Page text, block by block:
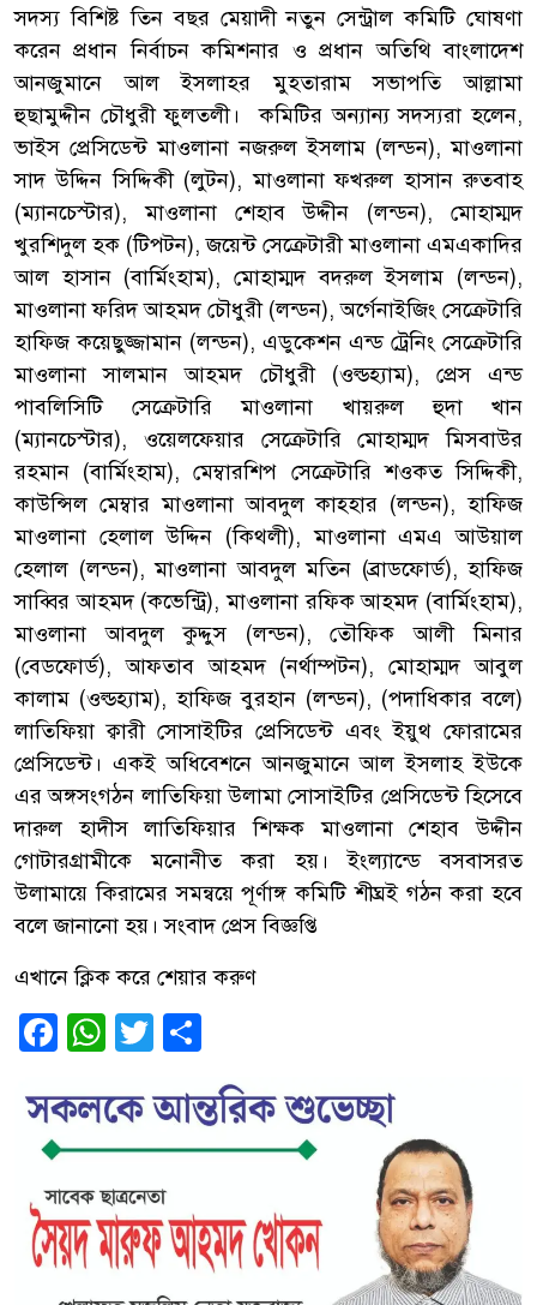
সদস্য বিশিষ্ট তিন বছর মেয়াদী নতুন সেন্ট্রাল কমিটি ঘোষণা
করেন প্রধান নির্বাচন কমিশনার ও প্রধান অতিথি বাংলাদেশ
আনজুমানে আল ইসলাহর মুহতারাম সভাপতি আল্লামা
হুছামুদ্দীন চৌধুরী ফুলতলী। কমিটির অন্যান্য সদস্যরা হলেন,
ভাইস প্রেসিডেন্ট মাওলানা নজরুল ইসলাম (লন্ডন), মাওলানা
সাদ উদ্দিন সিদ্দিকী (লুটন), মাওলানা ফখরুল হাসান রুতবাহ
(ম্যানচেস্টার), মাওলানা শেহাব উদ্দীন (লন্ডন), মোহাম্মদ
খুরশিদুল হক (টিপটন), জয়েন্ট সেক্রেটারী মাওলানা এমএকাদির
আল হাসান (বার্মিংহাম), মোহাম্মদ বদরুল ইসলাম (লন্ডন),
মাওলানা ফরিদ আহমদ চৌধুরী (লন্ডন), অর্গেনাইজিং সেক্রেটারি
হাফিজ কয়েছুজ্জামান (লন্ডন), এডুকেশন এন্ড ট্রেনিং সেক্রেটারি
মাওলানা সালমান আহমদ চৌধুরী (ওল্ডহ্যাম), প্রেস এন্ড
পাবলিসিটি সেক্রেটারি মাওলানা খায়রুল হুদা খান
(ম্যানচেস্টার), ওয়েলফেয়ার সেক্রেটারি মোহাম্মদ মিসবাউর
রহমান (বার্মিংহাম), মেম্বারশিপ সেক্রেটারি শওকত সিদ্দিকী,
কাউন্সিল মেম্বার মাওলানা আবদুল কাহ্হার (লন্ডন), হাফিজ
মাওলানা হেলাল উদ্দিন (কিথলী), মাওলানা এমএ আউয়াল
হেলাল (লন্ডন), মাওলানা আবদুল মতিন (ব্রাডফোর্ড), হাফিজ
সাব্বির আহমদ (কভেন্ট্রি), মাওলানা রফিক আহমদ (বার্মিংহাম),
মাওলানা আবদুল কুদ্দুস (লন্ডন), তৌফিক আলী মিনার
(বেডফোর্ড), আফতাব আহমদ (নর্থাম্পটন), মোহাম্মদ আবুল
কালাম (ওল্ডহ্যাম), হাফিজ বুরহান (লন্ডন), (পদাধিকার বলে)
লাতিফিয়া ক্বারী সোসাইটির প্রেসিডেন্ট এবং ইয়ুথ ফোরামের
প্রেসিডেন্ট। একই অধিবেশনে আনজুমানে আল ইসলাহ ইউকে
এর অঙ্গসংগঠন লাতিফিয়া উলামা সোসাইটির প্রেসিডেন্ট হিসেবে
দারুল হাদীস লাতিফিয়ার শিক্ষক মাওলানা শেহাব উদ্দীন
গোটারগ্রামীকে মনোনীত করা হয়। ইংল্যান্ডে বসবাসরত
উলামায়ে কিরামের সমন্বয়ে পূর্ণাঙ্গ কমিটি শীঘ্রই গঠন করা হবে
বলে জানানো হয়। সংবাদ প্রেস বিজ্ঞপ্তি
এখানে ক্লিক করে শেয়ার করুণ
Facebook
WhatsApp
Twitter